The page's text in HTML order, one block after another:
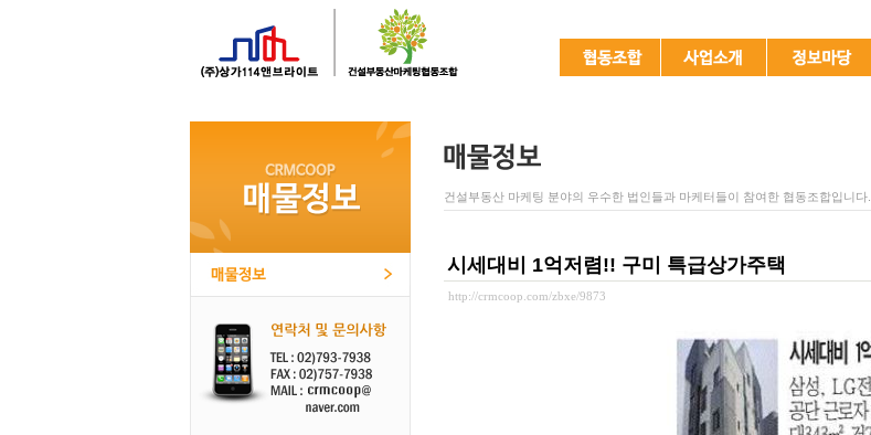
건설부동산 마케팅 분야의 우수한 법인들과 마케터들이 참여한 협동조합입니다.
시세대비 1억저렴!! 구미 특급상가주택
http://crmcoop.com/zbxe/9873